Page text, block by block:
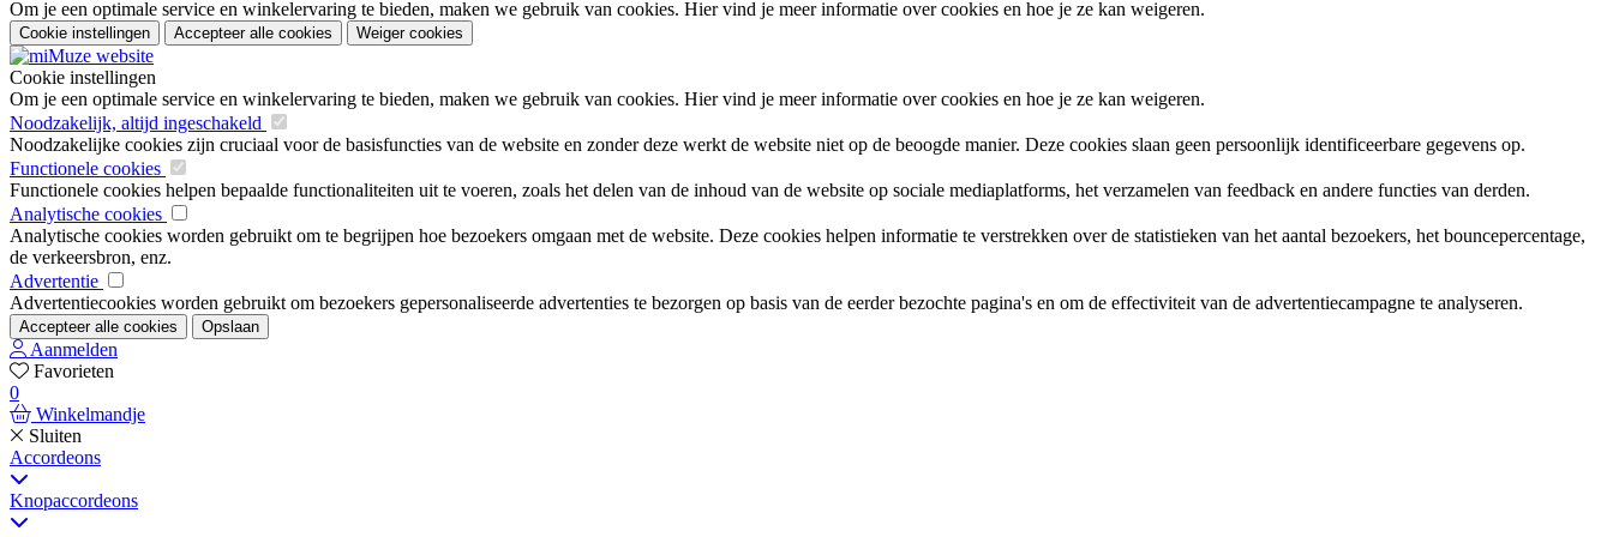
Om je een optimale service en winkelervaring te bieden, maken we gebruik van cookies. Hier vind je meer informatie over cookies en hoe je ze kan weigeren.
Cookie instellingen Accepteer alle cookies Weiger cookies
Cookie instellingen
Om je een optimale service en winkelervaring te bieden, maken we gebruik van cookies. Hier vind je meer informatie over cookies en hoe je ze kan weigeren.
Noodzakelijk, altijd ingeschakeld
Noodzakelijke cookies zijn cruciaal voor de basisfuncties van de website en zonder deze werkt de website niet op de beoogde manier. Deze cookies slaan geen persoonlijk identificeerbare gegevens op.
Functionele cookies
Functionele cookies helpen bepaalde functionaliteiten uit te voeren, zoals het delen van de inhoud van de website op sociale mediaplatforms, het verzamelen van feedback en andere functies van derden.
Analytische cookies
Analytische cookies worden gebruikt om te begrijpen hoe bezoekers omgaan met de website. Deze cookies helpen informatie te verstrekken over de statistieken van het aantal bezoekers, het bouncepercentage,
de verkeersbron, enz.
Advertentie
Advertentiecookies worden gebruikt om bezoekers gepersonaliseerde advertenties te bezorgen op basis van de eerder bezochte pagina's en om de effectiviteit van de advertentiecampagne te analyseren.
Accepteer alle cookies Opslaan
Aanmelden
Favorieten
0
Winkelmandje
Sluiten
Accordeons
Knopaccordeons